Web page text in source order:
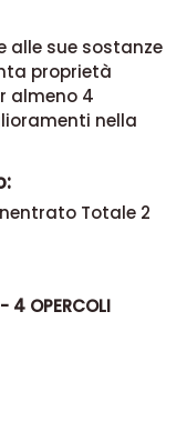
alle sue sostanze
proprietà
almeno 4
nella
Totale 2
4 OPERCOLI
0,3%